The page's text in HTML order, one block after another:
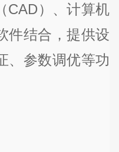
CAD）、计算机
件结合，提供设
、参数调优等功